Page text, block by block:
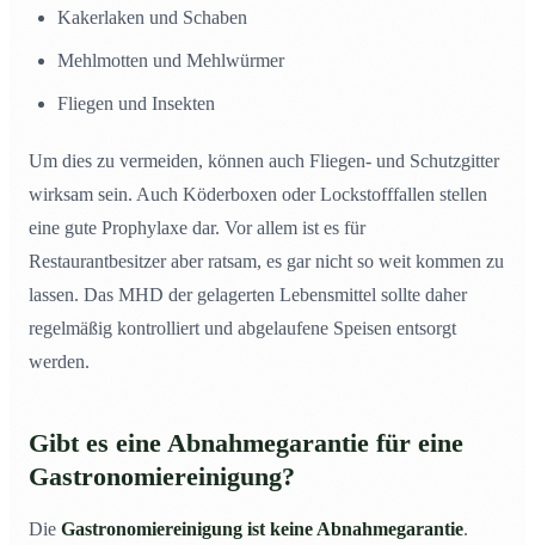
Kakerlaken und Schaben
Mehlmotten und Mehlwürmer
Fliegen und Insekten
Um dies zu vermeiden, können auch Fliegen- und Schutzgitter
wirksam sein. Auch Köderboxen oder Lockstofffallen stellen
eine gute Prophylaxe dar. Vor allem ist es für
Restaurantbesitzer aber ratsam, es gar nicht so weit kommen zu
lassen. Das MHD der gelagerten Lebensmittel sollte daher
regelmäßig kontrolliert und abgelaufene Speisen entsorgt
werden.
Gibt es eine Abnahmegarantie für eine
Gastronomiereinigung?
Die Gastronomiereinigung ist keine Abnahmegarantie.